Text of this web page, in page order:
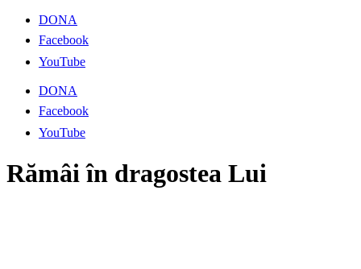
DONA
Facebook
YouTube
DONA
Facebook
YouTube
Rămâi în dragostea Lui